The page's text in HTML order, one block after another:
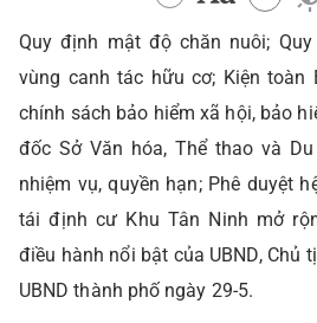
Quy định mật độ chăn nuôi;
vùng canh tác hữu cơ; Kiện toàn
chính sách bảo hiểm xã hội, bảo
đốc Sở Văn hóa, Thể thao và
nhiệm vụ, quyền hạn; Phê duyệt
tái định cư Khu Tân Ninh mở
điều hành nổi bật của UBND, Chủ
UBND thành phố ngày 29-5.